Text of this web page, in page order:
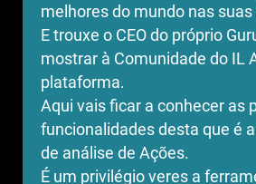
melhores do mundo nas suas
E trouxe o CEO do próprio
mostrar à Comunidade do IL
plataforma.
Aqui vais ficar a conhecer as
funcionalidades desta que é
de análise de Ações.
É um privilégio veres a